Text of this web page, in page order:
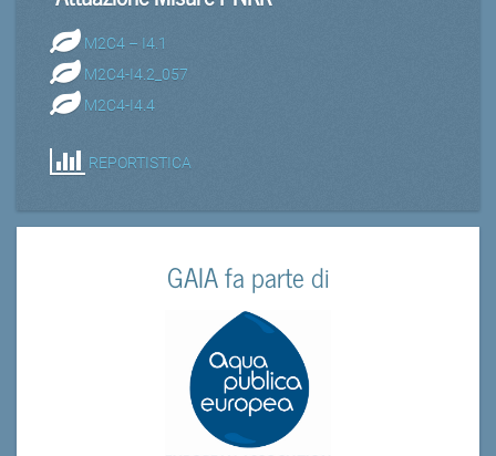
M2C4 – I4.1
M2C4-I4.2_057
M2C4-I4.4
REPORTISTICA
GAIA fa parte di